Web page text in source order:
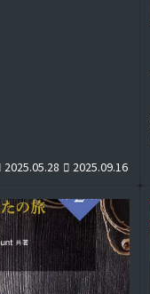
2025.05.28 2025.09.16